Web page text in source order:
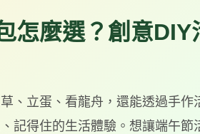
怎麼選？創意DIY
、立蛋、看龍舟，還能透過手作
記得住的生活體驗。想讓端午節